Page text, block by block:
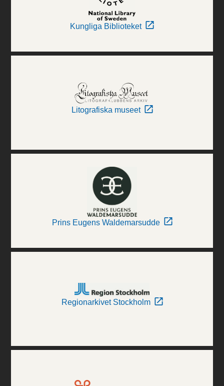
Kungliga Biblioteket
Litografiska museet
Prins Eugens Waldemarsudde
Regionarkivet Stockholm